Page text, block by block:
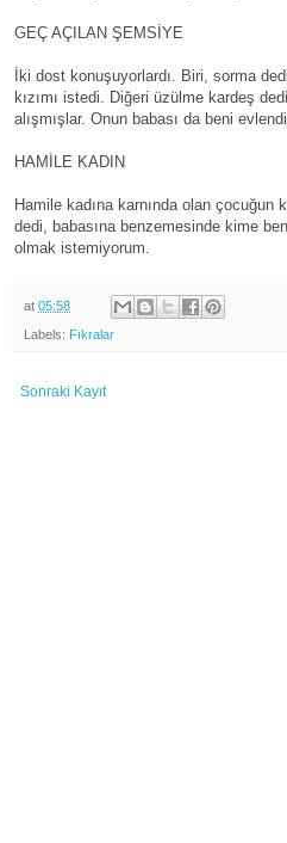
GEÇ AÇILAN ŞEMSİYE
İki dost konuşuyorlardı. Biri, sorma
kızımı istedi. Diğeri üzülme kardeş
alışmışlar. Onun babası da beni
HAMİLE KADIN
Hamile kadına karnında olan
dedi, babasına benzemesinde kime
olmak istemiyorum.
at 05:58
Labels: Fıkralar
Sonraki Kayıt